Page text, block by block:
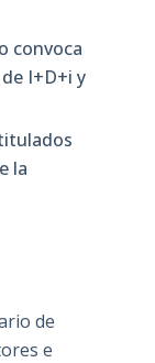
convoca
I+D+i y
la
de
e